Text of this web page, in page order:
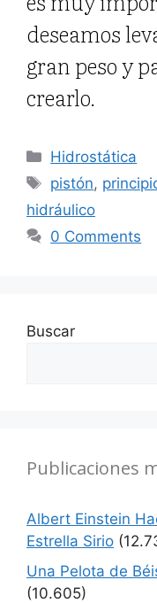
deseamos
gran peso y
crearlo.
Categorías
Hidrostática
Etiquetas
pistón,
hidráulico
0 Comments
Buscar
Publicaciones
Albert Einstein
Estrella Sirio
Una Pelota de
(10.605)